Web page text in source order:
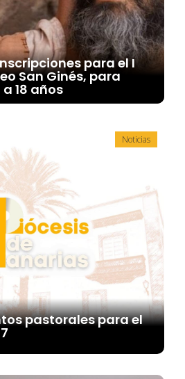
para el I
San Ginés, para
18 años
Noticias
pastorales para el